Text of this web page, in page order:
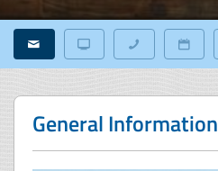
General Information